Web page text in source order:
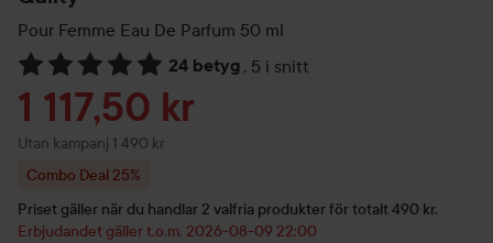
Pour Femme Eau De Parfum 50 ml
24 betyg , 5 i snitt
Hoppa till Betyg & kommentarer
Reapris
1 117,50 kr
Utan kampanj 1 490 kr
Combo Deal 25%
Priset gäller när du handlar 2 valfria produkter för totalt 490 kr.
Erbjudandet gäller t.o.m. 2026-08-09 22:00